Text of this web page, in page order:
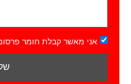
אני מאשר קבלת חומר